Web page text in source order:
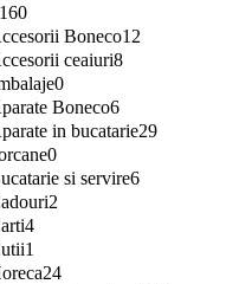
160
Boneco12
ceaiuri8
0
Boneco6
in bucatarie29
0
si servire6
2
4
1
24